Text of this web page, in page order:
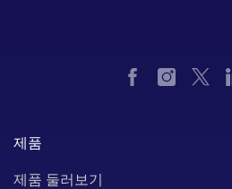
제품
제품 둘러보기